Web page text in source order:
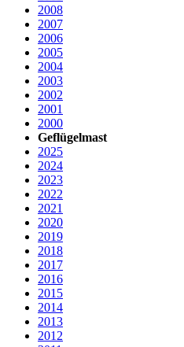
2008
2007
2006
2005
2004
2003
2002
2001
2000
Geflügelmast
2025
2024
2023
2022
2021
2020
2019
2018
2017
2016
2015
2014
2013
2012